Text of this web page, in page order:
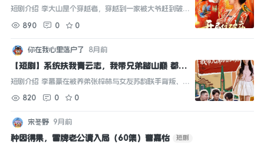
5集 王泊渊&崔馨心&之之 1.2GB
[1.2GB] 短剧
短剧介绍 李大山是个穿越者，穿越到一家被大爷赶到破庙
力，于是乎，他开始靠着这个能力赚钱发家，惩罚混混，
890 0 0
你在我心里落户了 8月前
【短剧】系统扶我青云志，我带兄弟踏山巅 都市
脑洞·都市·全60集 妙正康&发发&常文景 898.3M
短剧介绍 李慕豪在被养弟张梓林与女友苏韵联手背叛、险
故事。系统规定他只能为“兄弟”消费，李慕豪借...
820 0 0
宋冬野 9月前
种因得果，冒牌老公请入局（60集）曹嘉怡 短剧